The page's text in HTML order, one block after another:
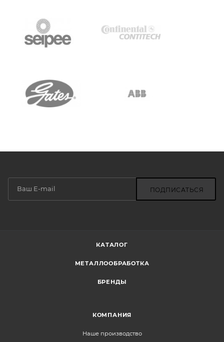
ПОДПИСАТЬСЯ
КАТАЛОГ
МЕТАЛЛООБРАБОТКА
БРЕНДЫ
КОМПАНИЯ
Наше производство